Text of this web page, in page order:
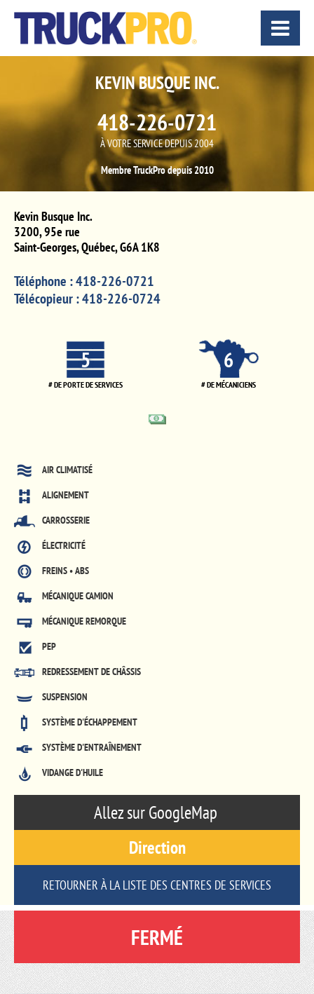
KEVIN BUSQUE INC.
418-226-0721
À VOTRE SERVICE DEPUIS 2004
Membre TruckPro depuis 2010
Kevin Busque Inc.
3200, 95e rue
Saint-Georges,Québec,G6A 1K8
Téléphone :418-226-0721
Télécopieur :418-226-0724
5
# DE PORTE DE SERVICES
6
# DE MÉCANICIENS
AIR CLIMATISÉ
ALIGNEMENT
CARROSSERIE
ÉLECTRICITÉ
FREINS • ABS
MÉCANIQUE CAMION
MÉCANIQUE REMORQUE
PEP
REDRESSEMENT DE CHÂSSIS
SUSPENSION
SYSTÈME D'ÉCHAPPEMENT
SYSTÈME D'ENTRAÎNEMENT
VIDANGE D'HUILE
Allez sur GoogleMap
Direction
RETOURNER À LA LISTE DES CENTRES DE SERVICES
FERMÉ